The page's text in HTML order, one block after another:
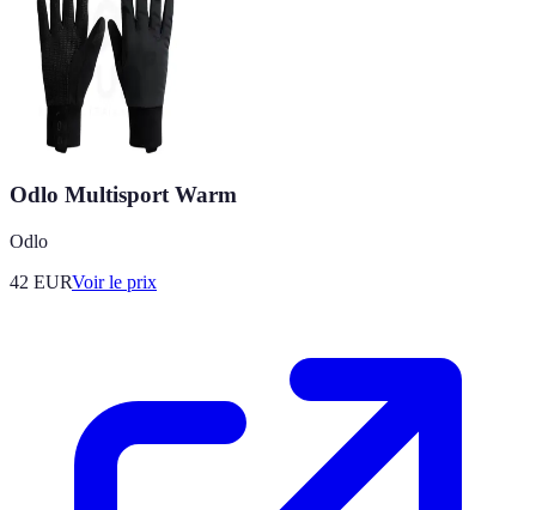
Odlo Multisport Warm
Odlo
42 EURVoir le prix